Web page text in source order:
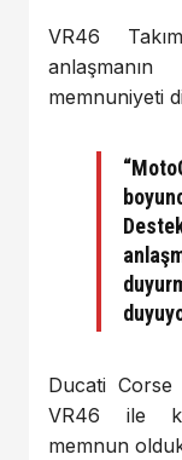
VR46
memnuniyeti
Ducati Corse
VR46 ile
memnun